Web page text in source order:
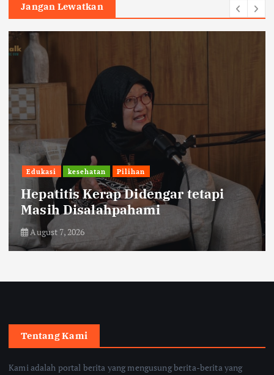
Jangan Lewatkan
Edukasi kesehatan Pilihan
Hepatitis Kerap Didengar tetapi
Masih Disalahpahami
August 7, 2026
Tentang Kami
Kami adalah portal berita yang mengusung berita-berita yang